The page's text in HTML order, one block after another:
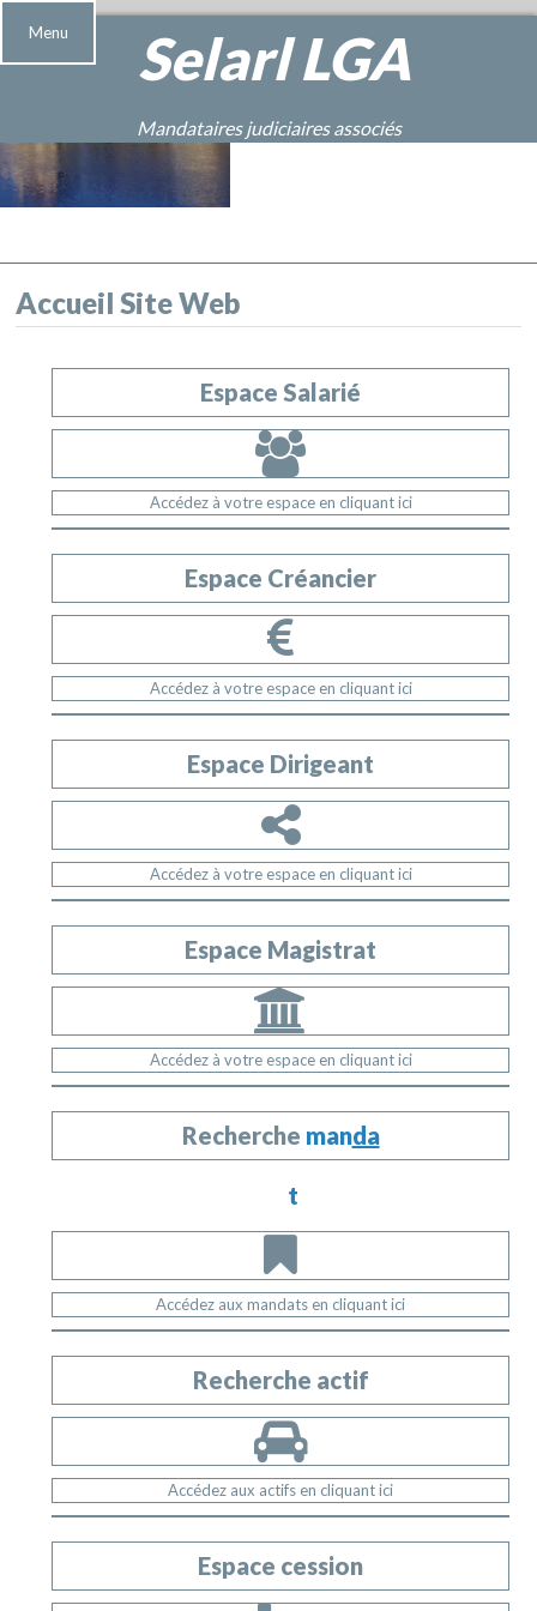
SelarlLGA
Mandataires judiciaires associés
Menu
Accueil Site Web
Espace Salarié
Accédez à votre espace en cliquant ici
Espace Créancier
Accédez à votre espace en cliquant ici
Espace Dirigeant
Accédez à votre espace en cliquant ici
Espace Magistrat
Accédez à votre espace en cliquant ici
Recherche manda
t
Accédez aux mandats en cliquant ici
Recherche actif
Accédez aux actifs en cliquant ici
Espace cession